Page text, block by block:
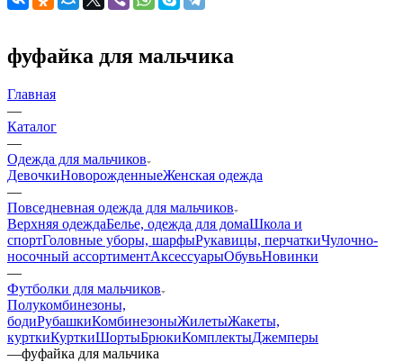
фуфайка для мальчика
Главная
—
Каталог
—
Одежда для мальчиков
ДевочкиНоворожденныеЖенская одежда
—
Повседневная одежда для мальчиков
Верхняя одеждаБелье, одежда для домаШкола и
спортГоловные уборы, шарфыРукавицы, перчаткиЧулочно-
носочный ассортиментАксессуарыОбувьНовинки
—
Футболки для мальчиков
Полукомбинезоны,
бодиРубашкиКомбинезоныЖилетыЖакеты,
курткиКурткиШортыБрюкиКомплектыДжемперы
—фуфайка для мальчика